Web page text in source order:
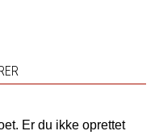
Er du ikke oprettet